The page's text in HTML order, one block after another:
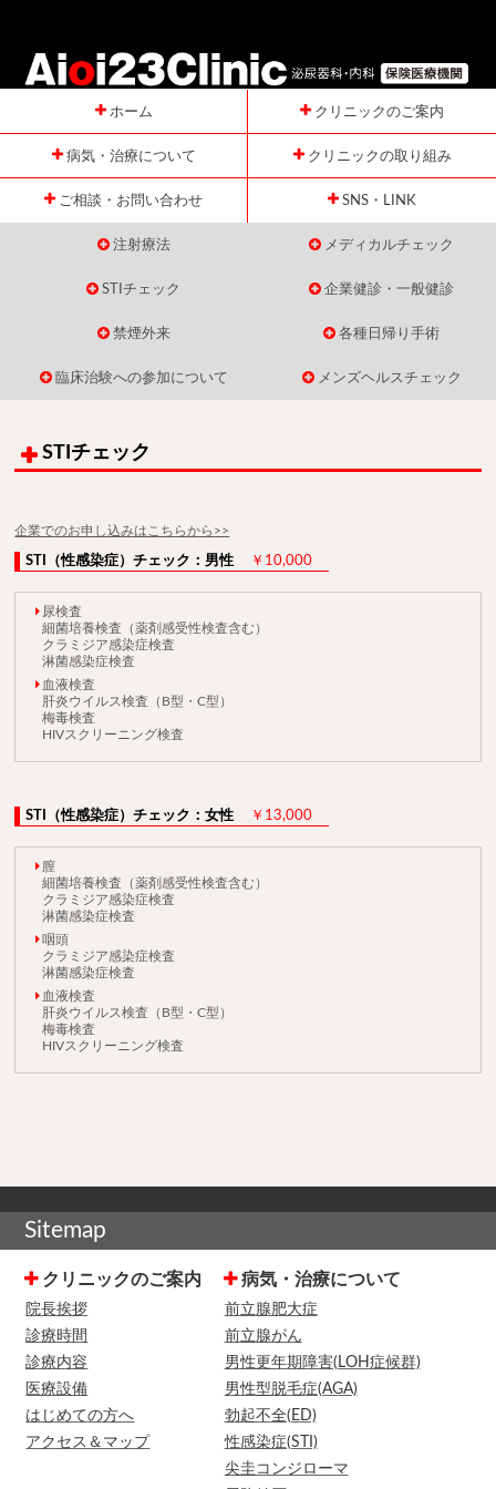
ホーム クリニックのご案内
病気・治療について クリニックの取り組み
ご相談・お問い合わせ SNS・LINK
注射療法 メディカルチェック
STIチェック 企業健診・一般健診
禁煙外来 各種日帰り手術
臨床治験への参加について メンズヘルスチェック
STIチェック
企業でのお申し込みはこちらから>>
STI（性感染症）チェック：男性 ￥10,000
尿検査
細菌培養検査（薬剤感受性検査含む）
クラミジア感染症検査
淋菌感染症検査
血液検査
肝炎ウイルス検査（B型・C型）
梅毒検査
HIVスクリーニング検査
STI（性感染症）チェック：女性 ￥13,000
膣
細菌培養検査（薬剤感受性検査含む）
クラミジア感染症検査
淋菌感染症検査
咽頭
クラミジア感染症検査
淋菌感染症検査
血液検査
肝炎ウイルス検査（B型・C型）
梅毒検査
HIVスクリーニング検査
Sitemap
クリニックのご案内
院長挨拶
診療時間
診療内容
医療設備
はじめての方へ
アクセス＆マップ
病気・治療について
前立腺肥大症
前立腺がん
男性更年期障害(LOH症候群)
男性型脱毛症(AGA)
勃起不全(ED)
性感染症(STI)
尖圭コンジローマ